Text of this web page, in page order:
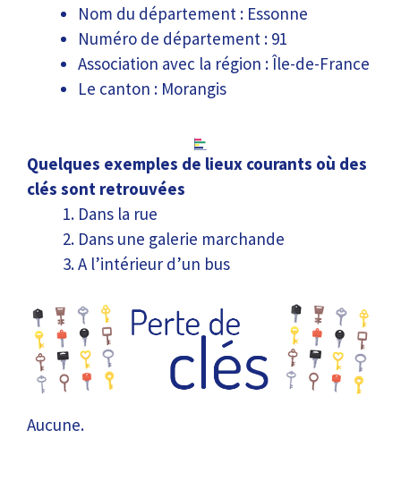
Nom du département : Essonne
Numéro de département : 91
Association avec la région : Île-de-France
Le canton : Morangis
Quelques exemples de lieux courants où des
clés sont retrouvées
Dans la rue
Dans une galerie marchande
A l’intérieur d’un bus
Aucune.